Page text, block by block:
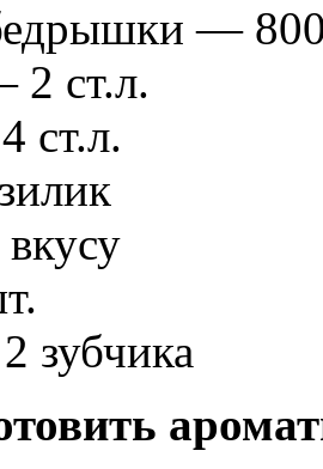
—
2 ст.л.
ст.л.
зубчика